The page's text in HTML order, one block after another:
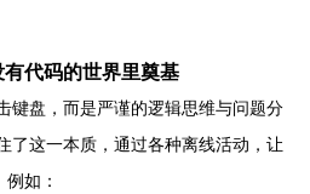
代码的世界里奠基
键盘，而是严谨的逻辑思维与问题分
了这一本质，通过各种离线活动，让
如：